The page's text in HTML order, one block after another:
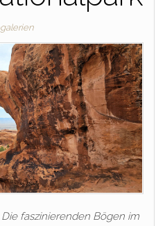
faszinierenden Bögen im